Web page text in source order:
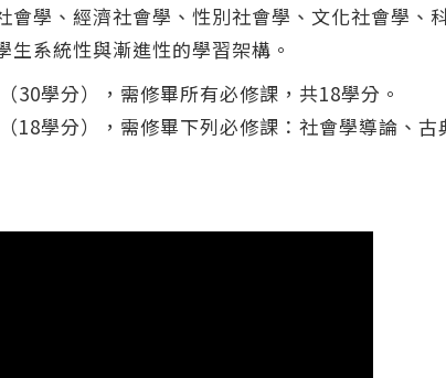
會學、經濟社會學、性別社會學、文化社會學、
系統性與漸進性的學習架構。
30學分），需修畢所有必修課，共18學分。
18學分），需修畢下列必修課：社會學導論、古